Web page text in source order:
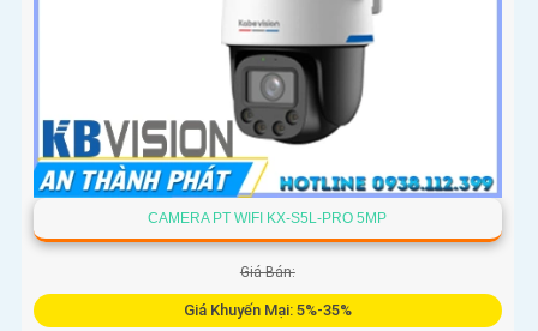
CAMERA PT WIFI KX-S5L-PRO 5MP
Giá Bán:
Giá Khuyến Mại: 5%-35%